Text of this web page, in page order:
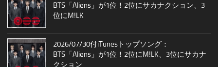
BTS「Aliens」が1位！2位にサカナクション、3
位にM!LK
2026/07/30付iTunesトップソング：
BTS「Aliens」が1位！2位にM!LK、3位にサカナ
クション